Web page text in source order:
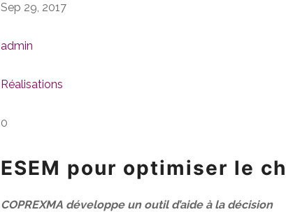
Sep 29, 2017
admin
Réalisations
0
ESEM pour optimiser le
COPREXMA développe un outil d’aide à la décision